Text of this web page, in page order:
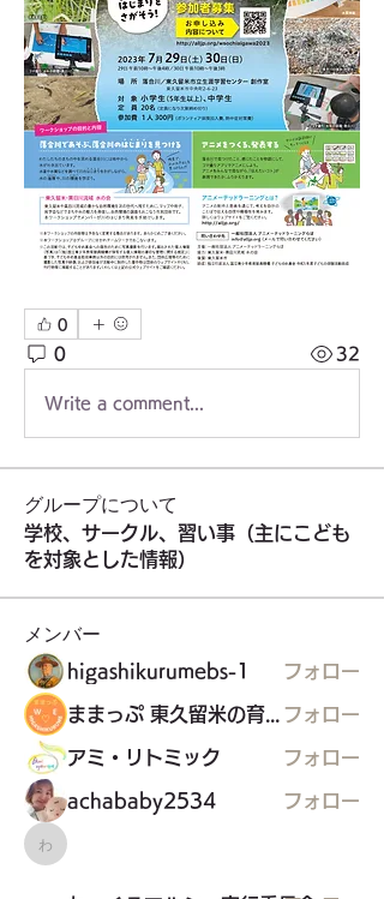
0
0 32
Write a comment...
グループについて
学校、サークル、習い事（主にこども
を対象とした情報）
メンバー
higashikurumebs-1 フォロー
ままっぷ 東久留米の育児応援マップを作る会 フォロー
アミ・リトミック フォロー
achababy2534 フォロー
わーくるマルシェ実行委員会